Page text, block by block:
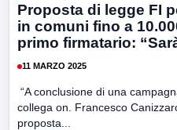
Proposta di legge FI
in comuni fino a
primo firmatario:
11 MARZO 2025
“A conclusione di una
collega on. Francesco
proposta...